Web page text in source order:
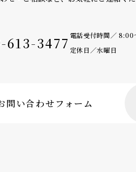
613-3477 電話受付時間／ 8:00
定休日／水曜日
問い合わせフォーム